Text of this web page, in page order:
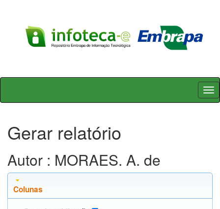
Skip
Gerar relatório
Autor : MORAES. A. de
Colunas